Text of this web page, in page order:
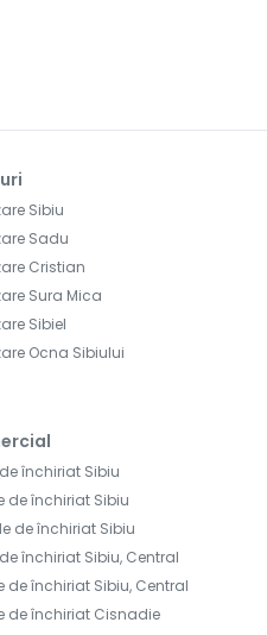
Sibiu
Sadu
Cristian
Sura Mica
Sibiel
Ocna Sibiului
închiriat Sibiu
de închiriat Sibiu
de închiriat Sibiu
închiriat Sibiu, Central
de închiriat Sibiu, Central
de închiriat Cisnadie